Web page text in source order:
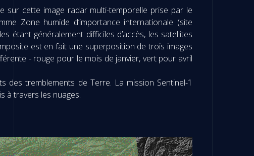
sur cette image radar multi-temporelle prise par le
Zone humide d’importance internationale (site
étant généralement difficiles d’accès, les satellites
est en fait une superposition de trois images
- rouge pour le mois de janvier, vert pour avril
des tremblements de Terre. La mission Sentinel-1
à travers les nuages.